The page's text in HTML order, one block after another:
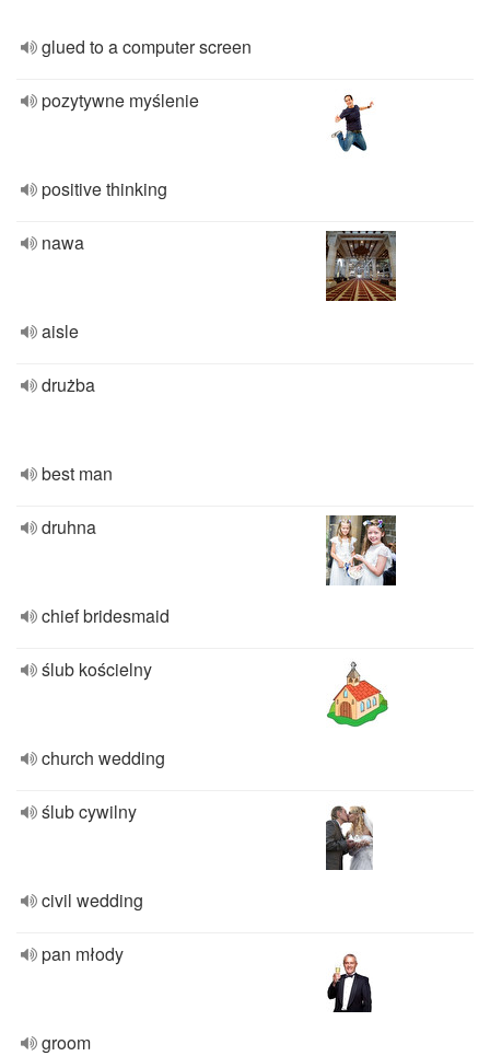
glued to a computer screen
pozytywne myślenie
positive thinking
nawa
aisle
drużba
best man
druhna
chief bridesmaid
ślub kościelny
church wedding
ślub cywilny
civil wedding
pan młody
groom